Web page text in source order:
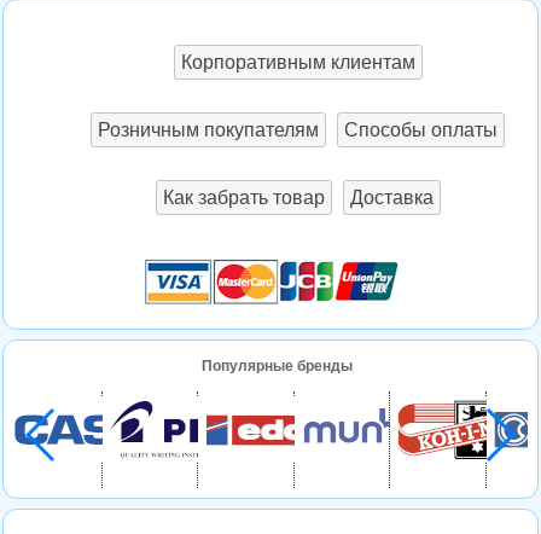
Корпоративным клиентам
Розничным покупателям Способы оплаты
Как забрать товар Доставка
Популярные бренды